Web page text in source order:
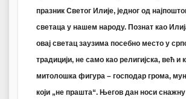
празник Светог Илије, једног од
светаца у нашем народу. Познат као
овај светац заузима посебно место у
традицији, не само као религијска, већ и
митолошка фигура – господар грома,
који „не прашта“. Његов дан носи